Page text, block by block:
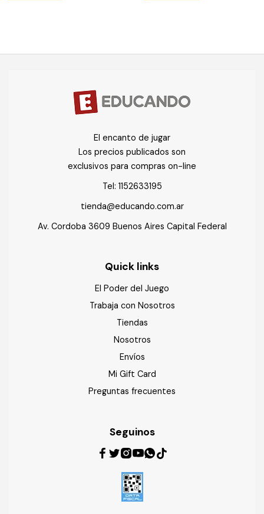
El encanto de jugar
Los precios publicados son
exclusivos para compras on-line
Tel: 1152633195
tienda@educando.com.ar
Av. Cordoba 3609 Buenos Aires Capital Federal
Quick links
El Poder del Juego
Trabaja con Nosotros
Tiendas
Nosotros
Envíos
Mi Gift Card
Preguntas frecuentes
Seguinos